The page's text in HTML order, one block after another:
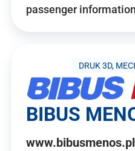
passenger
DRUK 3D,
BIBUS
www.bibusmenos.pl